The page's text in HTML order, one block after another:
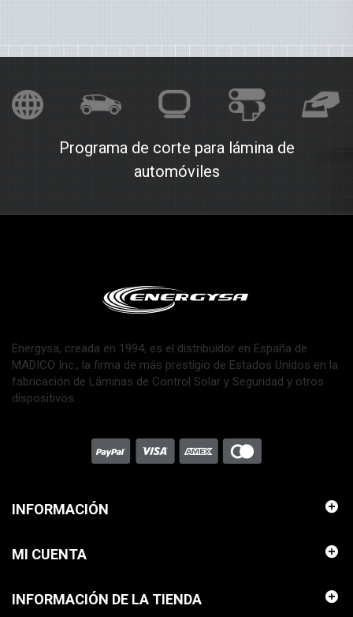
Programa de corte para lámina de
automóviles
Energysa, creada en 1994, es el distribuidor en España de
MADICO Inc., la firma de más prestigio de Estados Unidos en la
fabricación de Láminas de Control Solar y Seguridad y otros
dispositivos.
INFORMACIÓN
MI CUENTA
INFORMACIÓN DE LA TIENDA